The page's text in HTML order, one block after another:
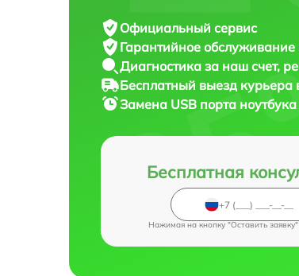
Официальный сервис
Гарантийное обслуживание
Диагностика за наш счет,
Бесплатный выезд курьера
Замена USB порта ноутбука
Бесплатная
Нажимая на кнопку "Оставить